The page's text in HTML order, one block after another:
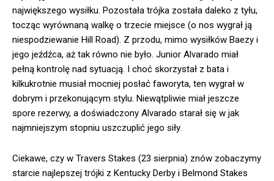
największego wysiłku. Pozostała trójka została daleko z tyłu,
tocząc wyrównaną walkę o trzecie miejsce (o nos wygrał ją
niespodziewanie Hill Road). Z przodu, mimo wysiłków Baezy i
jego jeźdźca, aż tak równo nie było. Junior Alvarado miał
pełną kontrolę nad sytuacją. I choć skorzystał z bata i
kilkukrotnie musiał mocniej posłać faworyta, ten wygrał w
dobrym i przekonującym stylu. Niewątpliwie miał jeszcze
spore rezerwy, a doświadczony Alvarado starał się w jak
najmniejszym stopniu uszczuplić jego siły.
Ciekawe, czy w Travers Stakes (23 sierpnia) znów zobaczymy
starcie najlepszej trójki z Kentucky Derby i Belmond Stakes